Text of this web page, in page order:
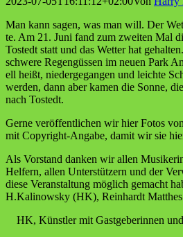
Man kann sagen, was man will. Der
te. Am 21. Juni fand zum zwei­ten Mal
Tostedt statt und das Wet­ter hat
schwe­re Regen­güs­sen im neu­en Park
ell heißt, nie­der­ge­gan­gen und leich­te
wer­den, dann aber kamen die Son­ne,
nach Tostedt.
Ger­ne ver­öf­fent­li­chen wir hier Fotos
mit Copy­right-Anga­be, damit wir sie
Als Vor­stand dan­ken wir allen
Hel­fern, allen Unter­stüt­zern und der
die­se Ver­an­stal­tung mög­lich gemacht
H.Kalinowsky (HK), Rein­hardt
HK, Künst­ler mit Gast­ge­be­rin­nen